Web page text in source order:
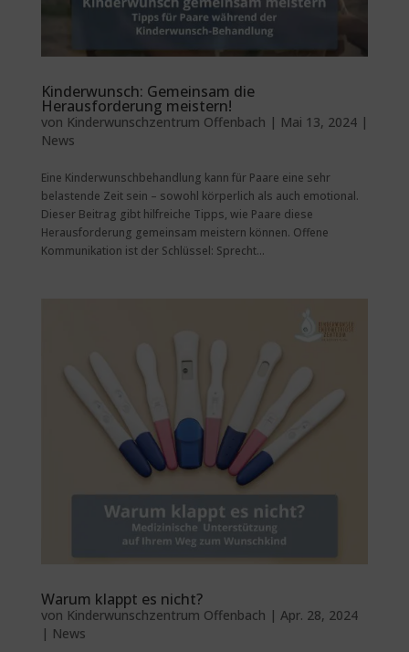
Kinderwunsch: Gemeinsam die
Herausforderung meistern!
von Kinderwunschzentrum Offenbach | Mai 13, 2024|
News
Eine Kinderwunschbehandlung kann für Paare eine sehr
belastende Zeit sein – sowohl körperlich als auch emotional.
Dieser Beitrag gibt hilfreiche Tipps, wie Paare diese
Herausforderung gemeinsam meistern können. Offene
Kommunikation ist der Schlüssel: Sprecht...
Warum klappt es nicht?
von Kinderwunschzentrum Offenbach | Apr. 28, 2024
| News